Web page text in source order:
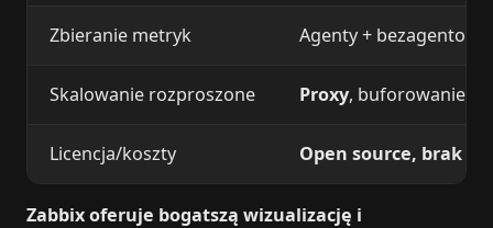
Zbieranie metryk Agenty + bezagentowe
Skalowanie rozproszone Proxy, buforowanie,
Licencja/koszty Open source, brak
Zabbix oferuje bogatszą wizualizację i